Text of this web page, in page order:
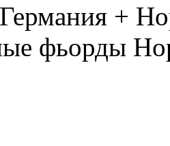
+
фьорды